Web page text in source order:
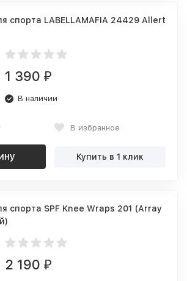
спорта LABELLAMAFIA 24429 Allert
1 390 ₽
В наличии
В избранное
Купить в 1 клик
спорта SPF Knee Wraps 201 (Array
2 190 ₽